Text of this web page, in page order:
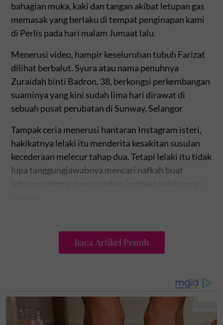
bahagian muka, kaki dan tangan akibat letupan gas
memasak yang berlaku di tempat penginapan kami
di Perlis pada hari malam Jumaat lalu.
Menerusi video, hampir keseluruhan tubuh Farizat
dilihat berbalut. Syura atau nama penuhnya
Zuraidah binti Badron, 38, berkongsi perkembangan
suaminya yang kini sudah lima hari dirawat di
sebuah pusat perubatan di Sunway, Selangor
Tampak ceria menerusi hantaran Instagram isteri,
hakikatnya lelaki itu menderita kesakitan susulan
kecederaan melecur tahap dua. Tetapi lelaki itu tidak
lupa tanggungjawabnya mencari nafkah buat
keluarga dengan bertanyakan keadaan kakitangan
Baca Artikel Penuh